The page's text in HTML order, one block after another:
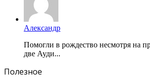
Александр
Помогли в рождество несмотря на
две Ауди...
Полезное